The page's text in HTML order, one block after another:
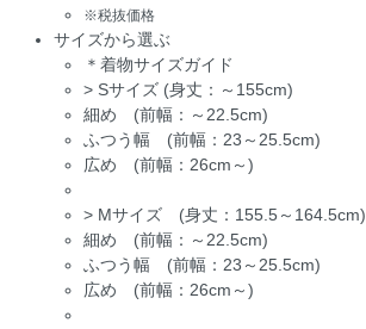
※税抜価格
サイズから選ぶ
＊着物サイズガイド
> Sサイズ (身丈：～155cm)
細め (前幅：～22.5cm)
ふつう幅 (前幅：23～25.5cm)
広め (前幅：26cm～)
> Mサイズ (身丈：155.5～164.5cm)
細め (前幅：～22.5cm)
ふつう幅 (前幅：23～25.5cm)
広め (前幅：26cm～)